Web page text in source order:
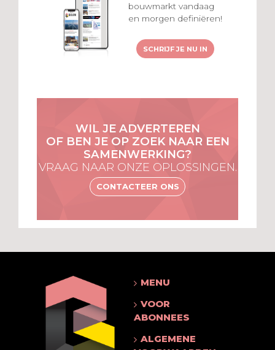
bouwmarkt vandaag
en morgen definiëren!
SCHRIJF JE NU IN
WIL JE ADVERTEREN
OF BEN JE OP ZOEK NAAR EEN
SAMENWERKING?
VRAAG NAAR ONZE OPLOSSINGEN.
CONTACTEER ONS
MENU
VOOR
ABONNEES
ALGEMENE